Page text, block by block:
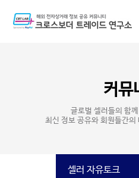
커뮤
글로벌 셀러들의 함
최신 정보 공유와 회원들간
셀러 자유토크